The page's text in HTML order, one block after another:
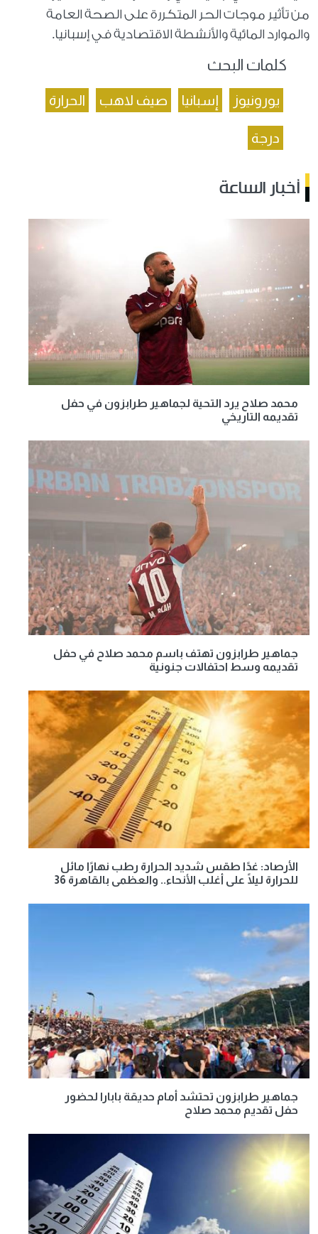
من تأثير موجات الحر المتكررة على الصحة العامة
والموارد المائية والأنشطة الاقتصادية في إسبانيا.
كلمات البحث
يورونيوز إسبانيا صيف لاهب الحرارة
درجة
أخبار الساعة
محمد صلاح يرد التحية لجماهير طرابزون في حفل
تقديمه التاريخي
جماهير طرابزون تهتف باسم محمد صلاح في حفل
تقديمه وسط احتفالات جنونية
الأرصاد: غدًا طقس شديد الحرارة رطب نهارًا مائل
للحرارة ليلًا على أغلب الأنحاء.. والعظمى بالقاهرة 36
جماهير طرابزون تحتشد أمام حديقة بابارا لحضور
حفل تقديم محمد صلاح